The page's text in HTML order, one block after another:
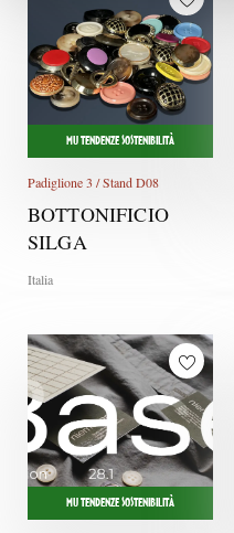
MU TENDENZE SOSTENIBILITÀ
Padiglione 3 / Stand D08
BOTTONIFICIO
SILGA
Italia
MU TENDENZE SOSTENIBILITÀ